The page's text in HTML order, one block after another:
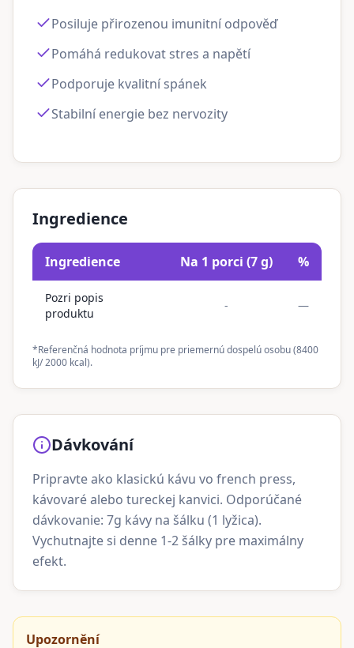
Posiluje přirozenou imunitní odpověď
Pomáhá redukovat stres a napětí
Podporuje kvalitní spánek
Stabilní energie bez nervozity
Ingredience
Ingredience Na 1 porci (7 g) %
Pozri popis
produktu
- —
*Referenčná hodnota príjmu pre priemernú dospelú osobu (8400
kJ/ 2000 kcal).
Dávkování
Pripravte ako klasickú kávu vo french press,
kávovaré alebo tureckej kanvici. Odporúčané
dávkovanie: 7g kávy na šálku (1 lyžica).
Vychutnajte si denne 1-2 šálky pre maximálny
efekt.
Upozornění